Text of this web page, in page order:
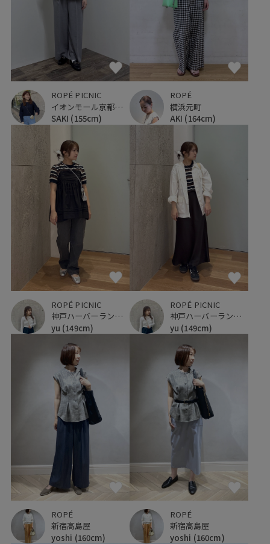
ROPÉ PICNIC
イオンモール京都桂川
SAKI (155cm)
ROPÉ
横浜元町
AKI (164cm)
ROPÉ PICNIC
神戸ハーバーランドumie
yu (149cm)
ROPÉ PICNIC
神戸ハーバーランドumie
yu (149cm)
ROPÉ
新宿高島屋
yoshi (160cm)
ROPÉ
新宿高島屋
yoshi (160cm)